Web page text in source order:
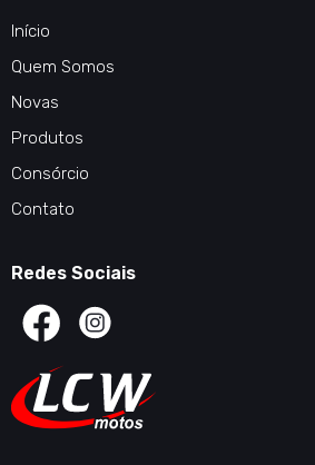
Início
Quem Somos
Novas
Produtos
Consórcio
Contato
Redes Sociais